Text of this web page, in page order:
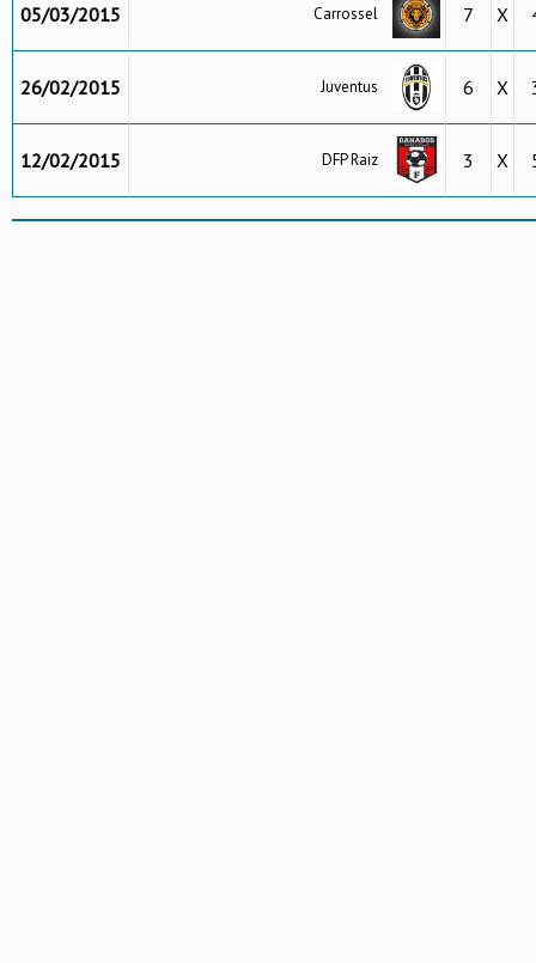
05/03/2015 Carrossel 7 X
26/02/2015 Juventus 6 X
12/02/2015 DFP Raiz 3 X